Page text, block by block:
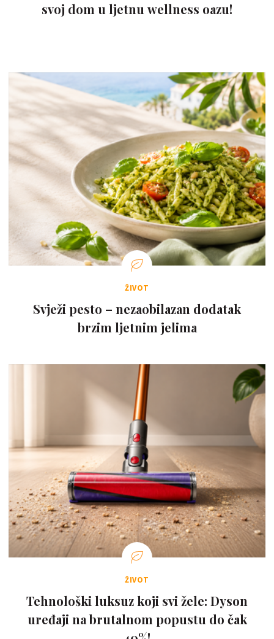
svoj dom u ljetnu wellness oazu!
ŽIVOT
Svježi pesto – nezaobilazan dodatak
brzim ljetnim jelima
ŽIVOT
Tehnološki luksuz koji svi žele: Dyson
uređaji na brutalnom popustu do čak